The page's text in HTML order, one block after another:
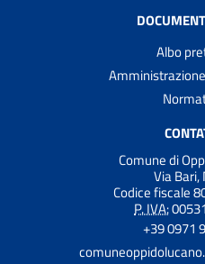
Albo
Comune di
Via Bari,
Codice fiscale
P. IVA:
+39 0971